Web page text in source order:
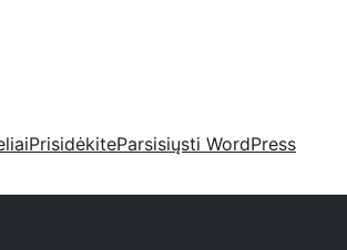
PrisidėkiteParsisiųsti WordPress